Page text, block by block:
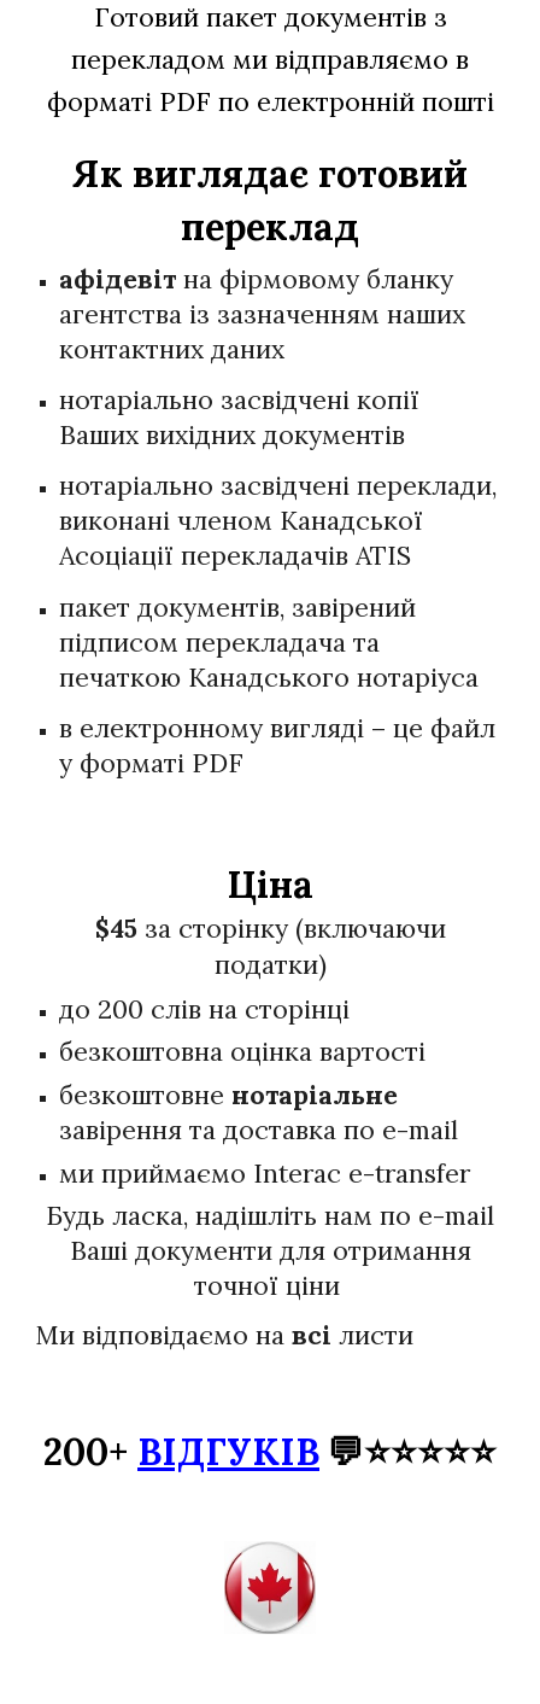
Готовий пакет документів з
перекладом ми відправляємо в
форматі PDF по електронній пошті
Як виглядає готовий
переклад
афідевітна фірмовому бланку
агентства із зазначенням наших
контактних даних
нотаріально засвідчені копії
Ваших вихідних документів
нотаріально засвідчені переклади,
виконані членом Канадської
Асоціації перекладачів ATIS
пакет документів, завірений
підписом перекладача та
печаткою Канадського нотаріуса
в електронному вигляді – це файл
у форматі PDF
Ціна
$45за сторінку (включаючи
податки)
до 200 слів на сторінці
безкоштовна оцінка вартості
безкоштовне нотаріальне
завірення та доставка по e-mail
ми приймаємо Interac e-transfer
Будь ласка, надішліть нам по e-mail
Ваші документи для отримання
точної ціни
Ми відповідаємо навсілисти
200+ ВІДГУКІВ 💬⭐⭐⭐⭐⭐